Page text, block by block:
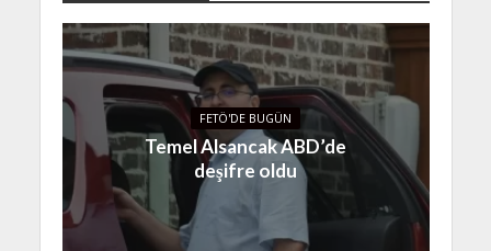
FETÖ'DE BUGÜN
Temel Alsancak ABD’de
deşifre oldu